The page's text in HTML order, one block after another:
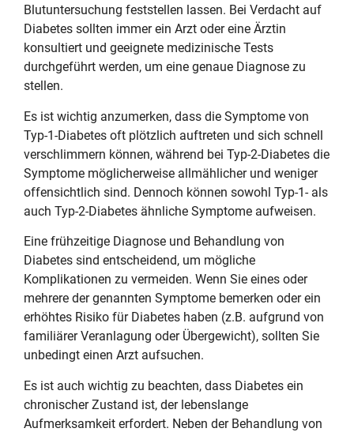
Blutuntersuchung feststellen lassen. Bei Verdacht auf
Diabetes sollten immer ein Arzt oder eine Ärztin
konsultiert und geeignete medizinische Tests
durchgeführt werden, um eine genaue Diagnose zu
stellen.
Es ist wichtig anzumerken, dass die Symptome von
Typ-1-Diabetes oft plötzlich auftreten und sich schnell
verschlimmern können, während bei Typ-2-Diabetes die
Symptome möglicherweise allmählicher und weniger
offensichtlich sind. Dennoch können sowohl Typ-1- als
auch Typ-2-Diabetes ähnliche Symptome aufweisen.
Eine frühzeitige Diagnose und Behandlung von
Diabetes sind entscheidend, um mögliche
Komplikationen zu vermeiden. Wenn Sie eines oder
mehrere der genannten Symptome bemerken oder ein
erhöhtes Risiko für Diabetes haben (z.B. aufgrund von
familiärer Veranlagung oder Übergewicht), sollten Sie
unbedingt einen Arzt aufsuchen.
Es ist auch wichtig zu beachten, dass Diabetes ein
chronischer Zustand ist, der lebenslange
Aufmerksamkeit erfordert. Neben der Behandlung von